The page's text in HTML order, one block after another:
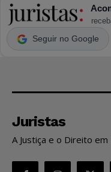
Seguir no Google
Juristas
A Justiça e o Direito em